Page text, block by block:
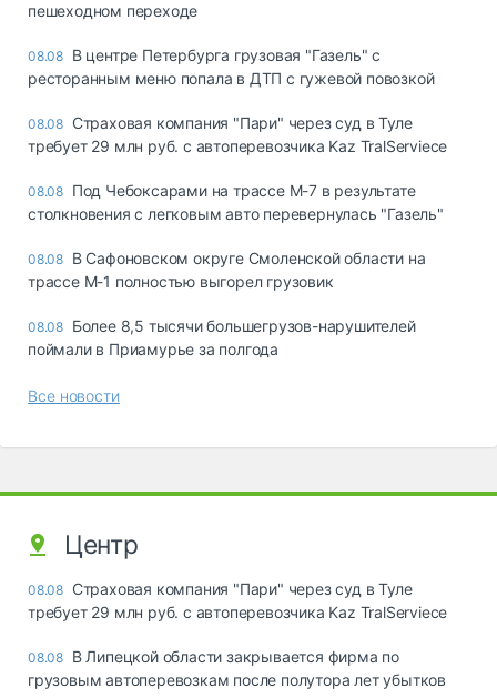
пешеходном переходе
08.08 В центре Петербурга грузовая "Газель" с
ресторанным меню попала в ДТП с гужевой повозкой
08.08 Страховая компания "Пари" через суд в Туле
требует 29 млн руб. с автоперевозчика Kaz TralServiece
08.08 Под Чебоксарами на трассе М-7 в результате
столкновения с легковым авто перевернулась "Газель"
08.08 В Сафоновском округе Смоленской области на
трассе М-1 полностью выгорел грузовик
08.08 Более 8,5 тысячи большегрузов-нарушителей
поймали в Приамурье за полгода
Все новости
Центр
08.08 Страховая компания "Пари" через суд в Туле
требует 29 млн руб. с автоперевозчика Kaz TralServiece
08.08 В Липецкой области закрывается фирма по
грузовым автоперевозкам после полутора лет убытков